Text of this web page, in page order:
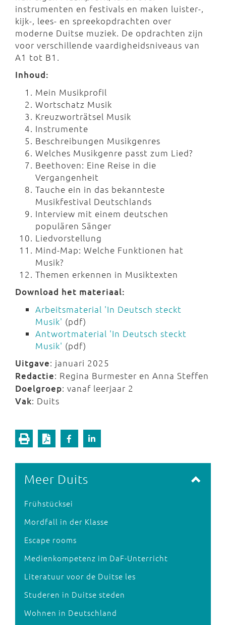
instrumenten en festivals en maken luister-,
kijk-, lees- en spreekopdrachten over
moderne Duitse muziek. De opdrachten zijn
voor verschillende vaardigheidsniveaus van
A1 tot B1.
Inhoud:
Mein Musikprofil
Wortschatz Musik
Kreuzworträtsel Musik
Instrumente
Beschreibungen Musikgenres
Welches Musikgenre passt zum Lied?
Beethoven: Eine Reise in die
Vergangenheit
Tauche ein in das bekannteste
Musikfestival Deutschlands
Interview mit einem deutschen
populären Sänger
Liedvorstellung
Mind-Map: Welche Funktionen hat
Musik?
Themen erkennen in Musiktexten
Download het materiaal:
Arbeitsmaterial 'In Deutsch steckt
Musik' (pdf)
Antwortmaterial 'In Deutsch steckt
Musik' (pdf)
Uitgave: januari 2025
Redactie: Regina Burmester en Anna Steffen
Doelgroep: vanaf leerjaar 2
Vak: Duits
Meer Duits
Frühstücksei
Mordfall in der Klasse
Escape rooms
Medienkompetenz im DaF-Unterricht
Literatuur voor de Duitse les
Studeren in Duitse steden
Wohnen in Deutschland